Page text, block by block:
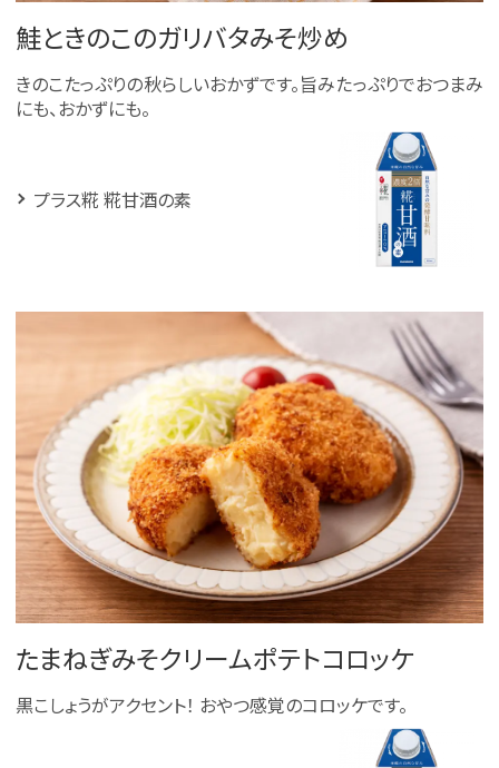
鮭ときのこのガリバタみそ炒め
きのこたっぷりの秋らしいおかずです。旨みたっぷりでおつまみ
にも、おかずにも。
プラス糀 糀甘酒の素
たまねぎみそクリームポテトコロッケ
黒こしょうがアクセント！ おやつ感覚のコロッケです。